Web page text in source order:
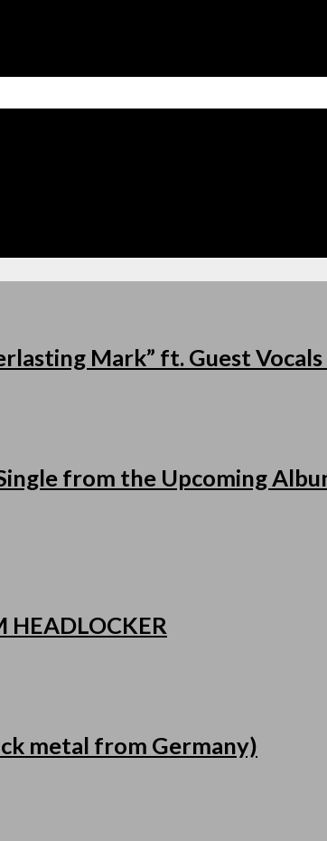
Mark” ft. Guest
from the Upcoming
HEADLOCKER
metal from Germany)